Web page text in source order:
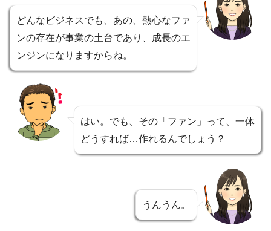
どんなビジネスでも、あの、熱心なファ
ンの存在が事業の土台であり、成長のエ
ンジンになりますからね。
はい。でも、その「ファン」って、一体
どうすれば…作れるんでしょう？
うんうん。